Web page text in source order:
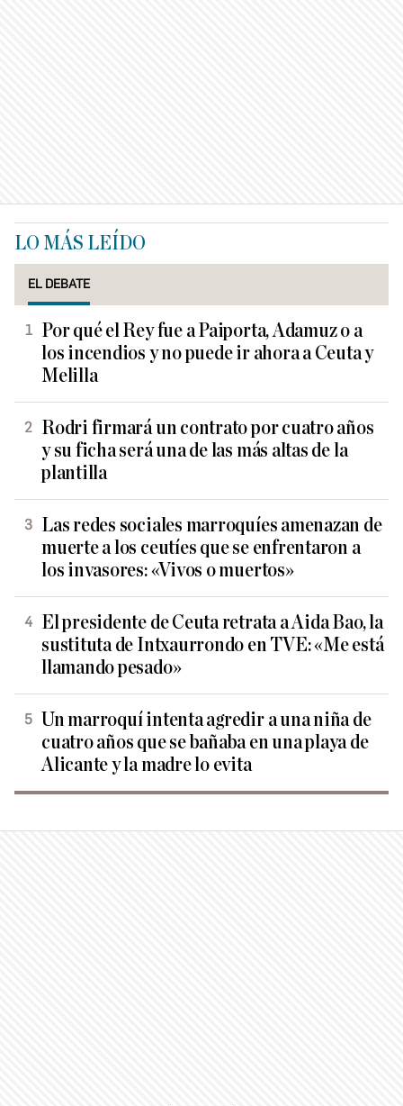
LO MÁS LEÍDO
EL DEBATE
Por qué el Rey fue a Paiporta, Adamuz o a
los incendios y no puede ir ahora a Ceuta y
Melilla
Rodri firmará un contrato por cuatro años
y su ficha será una de las más altas de la
plantilla
Las redes sociales marroquíes amenazan de
muerte a los ceutíes que se enfrentaron a
los invasores: «Vivos o muertos»
El presidente de Ceuta retrata a Aida Bao, la
sustituta de Intxaurrondo en TVE: «Me está
llamando pesado»
Un marroquí intenta agredir a una niña de
cuatro años que se bañaba en una playa de
Alicante y la madre lo evita